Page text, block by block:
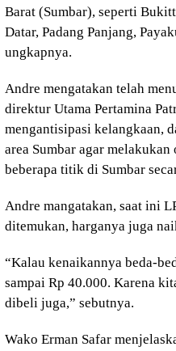
Barat (Sumbar), seperti
Datar, Padang Panjang,
ungkapnya.
Andre mengatakan telah
direktur Utama Pertamina
mengantisipasi kelangkaan,
area Sumbar agar melakukan
beberapa titik di Sumbar
Andre mangatakan, saat ini
ditemukan, harganya juga
“Kalau kenaikannya beda-
sampai Rp 40.000. Karena
dibeli juga,” sebutnya.
Wako Erman Safar